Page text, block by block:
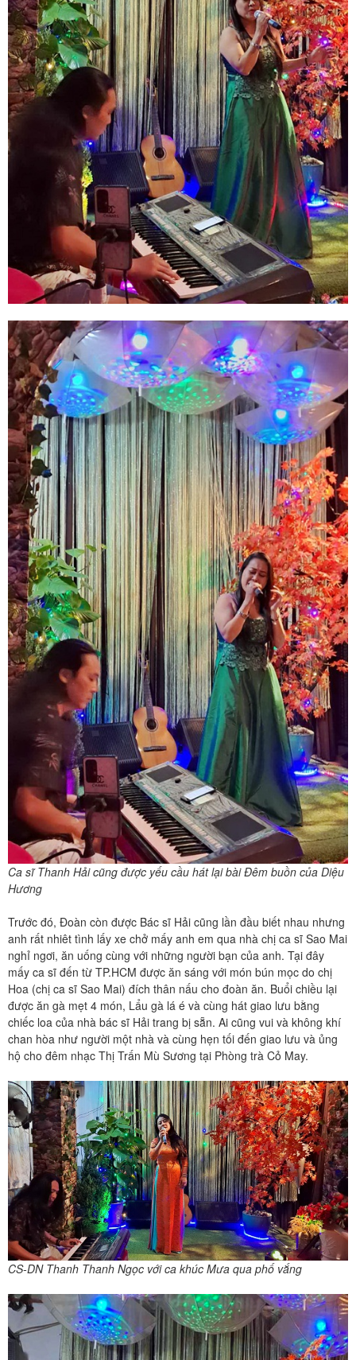
Ca sĩ Thanh Hải cũng được yếu cầu hát lại bài Đêm buồn của Diệu
Hương
Trước đó, Đoàn còn được Bác sĩ Hải cũng lần đầu biết nhau nhưng
anh rất nhiêt tình lấy xe chở mấy anh em qua nhà chị ca sĩ Sao Mai
nghỉ ngơi, ăn uống cùng với những người bạn của anh. Tại đây
mấy ca sĩ đến từ TP.HCM được ăn sáng với món bún mọc do chị
Hoa (chị ca sĩ Sao Mai) đích thân nấu cho đoàn ăn. Buổi chiều lại
được ăn gà mẹt 4 món, Lẩu gà lá é và cùng hát giao lưu bằng
chiếc loa của nhà bác sĩ Hải trang bị sẵn. Ai cũng vui và không khí
chan hòa như người một nhà và cùng hẹn tối đến giao lưu và ủng
hộ cho đêm nhạc Thị Trấn Mù Sương tại Phòng trà Cỏ May.
CS-DN Thanh Thanh Ngọc với ca khúc Mưa qua phố vắng